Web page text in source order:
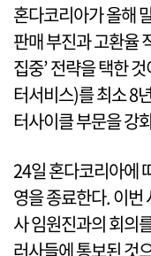
혼다코리아가 올해
판매 부진과 고환율
집중’ 전략을 택한
터서비스)를 최소 8
터사이클 부문을 강
24일 혼다코리아에
영을 종료한다. 이번
사 임원진과의 회의
러사들에 통보된 것